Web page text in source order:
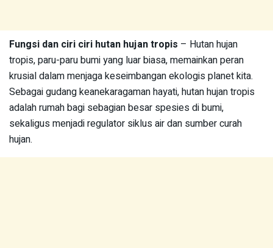
Fungsi dan ciri ciri hutan hujan tropis – Hutan hujan
tropis, paru-paru bumi yang luar biasa, memainkan peran
krusial dalam menjaga keseimbangan ekologis planet kita.
Sebagai gudang keanekaragaman hayati, hutan hujan tropis
adalah rumah bagi sebagian besar spesies di bumi,
sekaligus menjadi regulator siklus air dan sumber curah
hujan.